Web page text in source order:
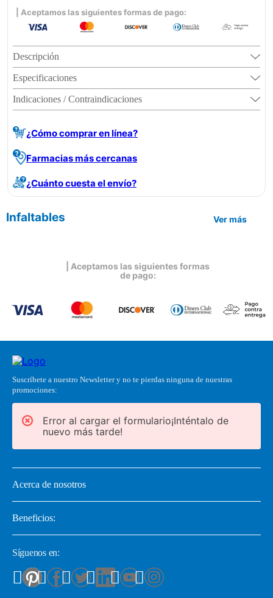
| Aceptamos las siguientes formas de pago:
Descripción
Especificaciones
Indicaciones / Contraindicaciones
¿Cómo comprar en línea?
Farmacias más cercanas
¿Cuánto cuesta el envío?
Infaltables Ver más
| Aceptamos las siguientes formas
de pago:
Suscríbete a nuestro Newsletter y no te pierdas ninguna de nuestras
promociones:
Error al cargar el formulario¡Inténtalo de
nuevo más tarde!
Acerca de nosotros
Beneficios:
Síguenos en: